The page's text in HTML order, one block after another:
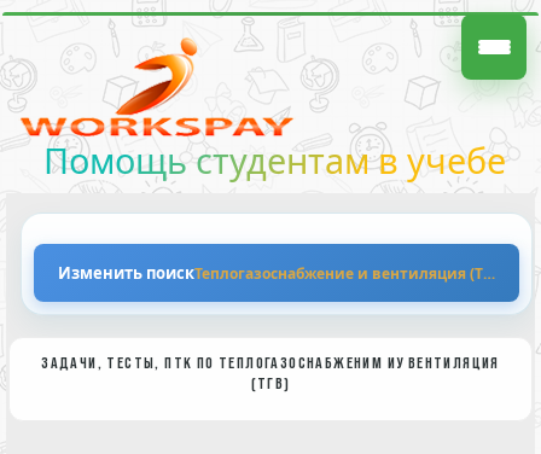
Помощь студентам в учебе
Изменить поискТеплогазоснабжение и вентиляция (ТГВ)
ЗАДАЧИ, ТЕСТЫ, ПТК ПО ТЕПЛОГАЗОСНАБЖЕНИМ ИУ ВЕНТИЛЯЦИЯ
(ТГВ)